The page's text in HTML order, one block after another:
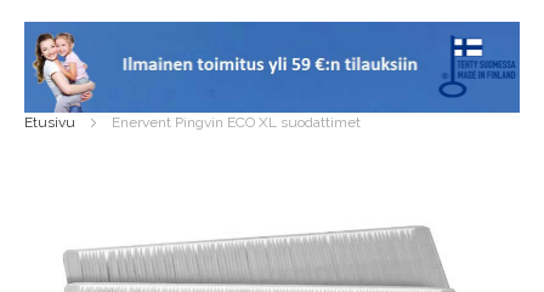
Etusivu Enervent Pingvin ECO XL suodattimet